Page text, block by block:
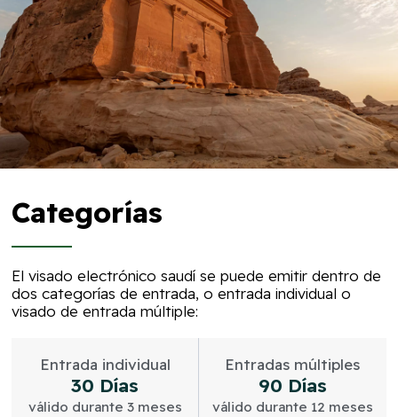
Categorías
El visado electrónico saudí se puede emitir dentro de
dos categorías de entrada, o entrada individual o
visado de entrada múltiple:
Entrada individual
30 Días
válido durante 3 meses
Entradas múltiples
90 Días
válido durante 12 meses